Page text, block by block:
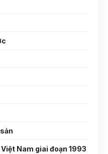
Nam giai đoạn 1993